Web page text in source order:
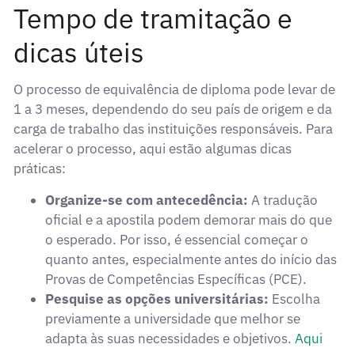
Tempo de tramitação e
dicas úteis
O processo de equivalência de diploma pode levar de
1 a 3 meses, dependendo do seu país de origem e da
carga de trabalho das instituições responsáveis. Para
acelerar o processo, aqui estão algumas dicas
práticas:
Organize-se com antecedência: A tradução
oficial e a apostila podem demorar mais do que
o esperado. Por isso, é essencial começar o
quanto antes, especialmente antes do início das
Provas de Competências Específicas (PCE).
Pesquise as opções universitárias: Escolha
previamente a universidade que melhor se
adapta às suas necessidades e objetivos. Aqui